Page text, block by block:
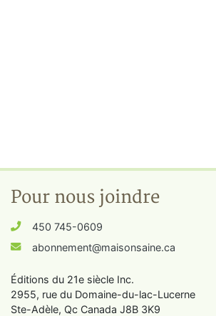
Pour nous joindre
450 745-0609
abonnement@maisonsaine.ca
Éditions du 21e siècle Inc.
2955, rue du Domaine-du-lac-Lucerne
Ste-Adèle, Qc Canada J8B 3K9